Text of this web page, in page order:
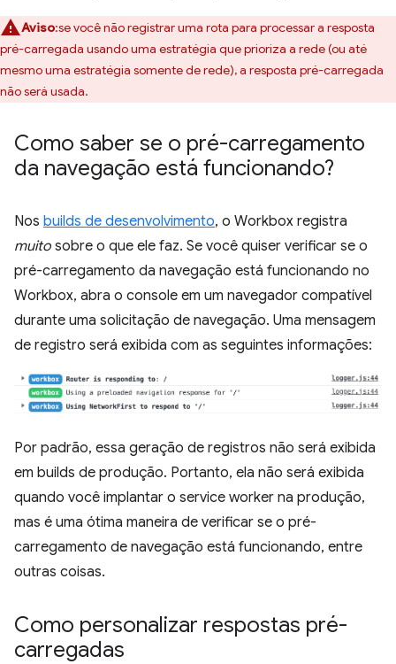
Aviso:se você não registrar uma rota para processar a resposta
pré-carregada usando uma estratégia que prioriza a rede (ou até
mesmo uma estratégia somente de rede), a resposta pré-carregada
não será usada.
Como saber se o pré-carregamento
da navegação está funcionando?
Nos builds de desenvolvimento, o Workbox registra
muito sobre o que ele faz. Se você quiser verificar se o
pré-carregamento da navegação está funcionando no
Workbox, abra o console em um navegador compatível
durante uma solicitação de navegação. Uma mensagem
de registro será exibida com as seguintes informações:
Por padrão, essa geração de registros não será exibida
em builds de produção. Portanto, ela não será exibida
quando você implantar o service worker na produção,
mas é uma ótima maneira de verificar se o pré-
carregamento de navegação está funcionando, entre
outras coisas.
Como personalizar respostas pré-
carregadas